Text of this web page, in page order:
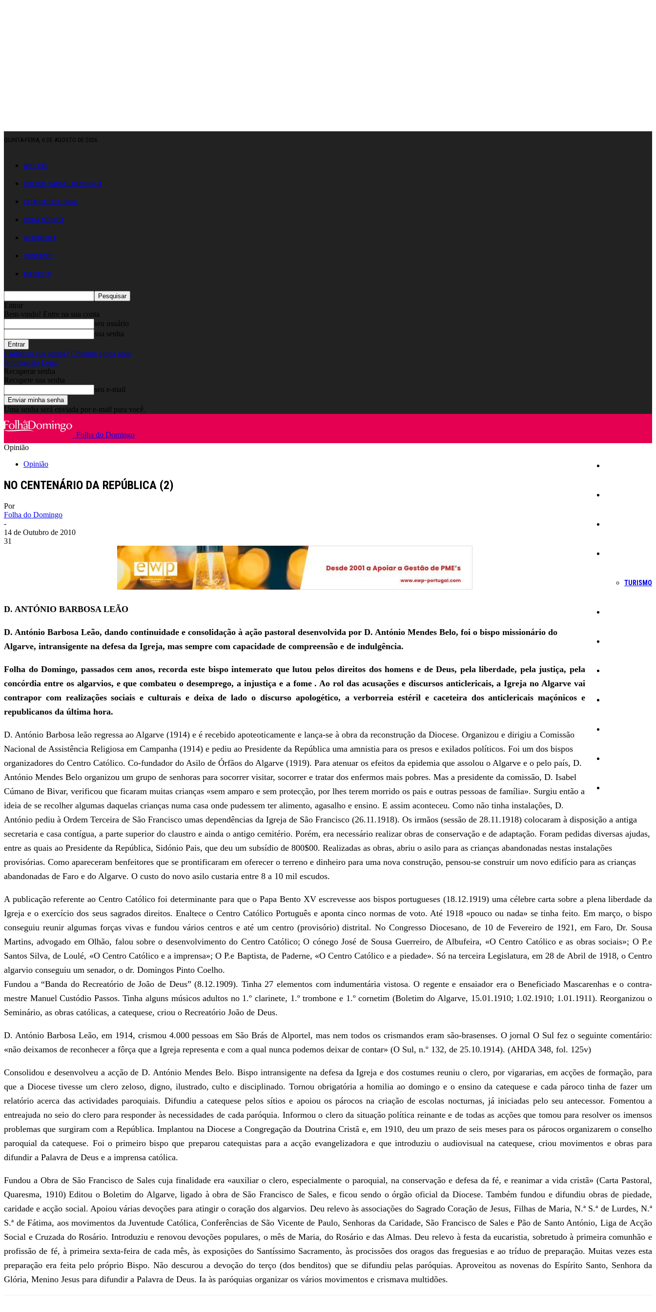
QUINTA-FEIRA, 6 DE AGOSTO DE 2026
ANO: CXII
DIRETOR: SAMUEL MENDONÇA
ESTATUTO EDITORIAL
FICHA TÉCNICA
ASSINATURA
CONTACTO
EM DIRETO
Entrar
Bem-vindo! Entre na sua conta
seu usuário
sua senha
Esqueceu sua senha? Obtenha ajuda aqui
Informação Legal
Recuperar senha
Recupere sua senha
seu e-mail
Uma senha será enviada por e-mail para você.
Folha do Domingo
TURISMO
Opinião
Opinião
NO CENTENÁRIO DA REPÚBLICA (2)
Por
Folha do Domingo
-
14 de Outubro de 2010
31
D. ANTÓNIO BARBOSA LEÃO
D. António Barbosa Leão, dando continuidade e consolidação à ação pastoral desenvolvida por D. António Mendes Belo, foi o bispo missionário do
Algarve, intransigente na defesa da Igreja, mas sempre com capacidade de compreensão e de indulgência.
Folha do Domingo, passados cem anos, recorda este bispo intemerato que lutou pelos direitos dos homens e de Deus, pela liberdade, pela justiça, pela
concórdia entre os algarvios, e que combateu o desemprego, a injustiça e a fome . Ao rol das acusações e discursos anticlericais, a Igreja no Algarve vai
contrapor com realizações sociais e culturais e deixa de lado o discurso apologético, a verborreia estéril e caceteira dos anticlericais maçónicos e
republicanos da última hora.
D. António Barbosa leão regressa ao Algarve (1914) e é recebido apoteoticamente e lança-se à obra da reconstrução da Diocese. Organizou e dirigiu a Comissão
Nacional de Assistência Religiosa em Campanha (1914) e pediu ao Presidente da República uma amnistia para os presos e exilados políticos. Foi um dos bispos
organizadores do Centro Católico. Co-fundador do Asilo de Órfãos do Algarve (1919). Para atenuar os efeitos da epidemia que assolou o Algarve e o pelo país, D.
António Mendes Belo organizou um grupo de senhoras para socorrer visitar, socorrer e tratar dos enfermos mais pobres. Mas a presidente da comissão, D. Isabel
Cúmano de Bivar, verificou que ficaram muitas crianças «sem amparo e sem protecção, por lhes terem morrido os pais e outras pessoas de família». Surgiu então a
ideia de se recolher algumas daquelas crianças numa casa onde pudessem ter alimento, agasalho e ensino. E assim aconteceu. Como não tinha instalações, D.
António pediu à Ordem Terceira de São Francisco umas dependências da Igreja de São Francisco (26.11.1918). Os irmãos (sessão de 28.11.1918) colocaram à disposição a antiga
secretaria e casa contígua, a parte superior do claustro e ainda o antigo cemitério. Porém, era necessário realizar obras de conservação e de adaptação. Foram pedidas diversas ajudas,
entre as quais ao Presidente da República, Sidónio Pais, que deu um subsídio de 800$00. Realizadas as obras, abriu o asilo para as crianças abandonadas nestas instalações
provisórias. Como apareceram benfeitores que se prontificaram em oferecer o terreno e dinheiro para uma nova construção, pensou-se construir um novo edifício para as crianças
abandonadas de Faro e do Algarve. O custo do novo asilo custaria entre 8 a 10 mil escudos.
A publicação referente ao Centro Católico foi determinante para que o Papa Bento XV escrevesse aos bispos portugueses (18.12.1919) uma célebre carta sobre a plena liberdade da
Igreja e o exercício dos seus sagrados direitos. Enaltece o Centro Católico Português e aponta cinco normas de voto. Até 1918 «pouco ou nada» se tinha feito. Em março, o bispo
conseguiu reunir algumas forças vivas e fundou vários centros e até um centro (provisório) distrital. No Congresso Diocesano, de 10 de Fevereiro de 1921, em Faro, Dr. Sousa
Martins, advogado em Olhão, falou sobre o desenvolvimento do Centro Católico; O cónego José de Sousa Guerreiro, de Albufeira, «O Centro Católico e as obras sociais»; O P.e
Santos Silva, de Loulé, «O Centro Católico e a imprensa»; O P.e Baptista, de Paderne, «O Centro Católico e a piedade». Só na terceira Legislatura, em 28 de Abril de 1918, o Centro
algarvio conseguiu um senador, o dr. Domingos Pinto Coelho.
Fundou a “Banda do Recreatório de João de Deus” (8.12.1909). Tinha 27 elementos com indumentária vistosa. O regente e ensaiador era o Beneficiado Mascarenhas e o contra-
mestre Manuel Custódio Passos. Tinha alguns músicos adultos no 1.º clarinete, 1.º trombone e 1.º cornetim (Boletim do Algarve, 15.01.1910; 1.02.1910; 1.01.1911). Reorganizou o
Seminário, as obras católicas, a catequese, criou o Recreatório João de Deus.
D. António Barbosa Leão, em 1914, crismou 4.000 pessoas em São Brás de Alportel, mas nem todos os crismandos eram são-brasenses. O jornal O Sul fez o seguinte comentário:
«não deixamos de reconhecer a fôrça que a Igreja representa e com a qual nunca podemos deixar de contar» (O Sul, n.º 132, de 25.10.1914). (AHDA 348, fol. 125v)
Consolidou e desenvolveu a acção de D. António Mendes Belo. Bispo intransigente na defesa da Igreja e dos costumes reuniu o clero, por vigararias, em acções de formação, para
que a Diocese tivesse um clero zeloso, digno, ilustrado, culto e disciplinado. Tornou obrigatória a homilia ao domingo e o ensino da catequese e cada pároco tinha de fazer um
relatório acerca das actividades paroquiais. Difundiu a catequese pelos sítios e apoiou os párocos na criação de escolas nocturnas, já iniciadas pelo seu antecessor. Fomentou a
entreajuda no seio do clero para responder às necessidades de cada paróquia. Informou o clero da situação política reinante e de todas as acções que tomou para resolver os imensos
problemas que surgiram com a República. Implantou na Diocese a Congregação da Doutrina Cristã e, em 1910, deu um prazo de seis meses para os párocos organizarem o conselho
paroquial da catequese. Foi o primeiro bispo que preparou catequistas para a acção evangelizadora e que introduziu o audiovisual na catequese, criou movimentos e obras para
difundir a Palavra de Deus e a imprensa católica.
Fundou a Obra de São Francisco de Sales cuja finalidade era «auxiliar o clero, especialmente o paroquial, na conservação e defesa da fé, e reanimar a vida cristã» (Carta Pastoral,
Quaresma, 1910) Editou o Boletim do Algarve, ligado à obra de São Francisco de Sales, e ficou sendo o órgão oficial da Diocese. Também fundou e difundiu obras de piedade,
caridade e acção social. Apoiou várias devoções para atingir o coração dos algarvios. Deu relevo às associações do Sagrado Coração de Jesus, Filhas de Maria, N.ª S.ª de Lurdes, N.ª
S.ª de Fátima, aos movimentos da Juventude Católica, Conferências de São Vicente de Paulo, Senhoras da Caridade, São Francisco de Sales e Pão de Santo António, Liga de Acção
Social e Cruzada do Rosário. Introduziu e renovou devoções populares, o mês de Maria, do Rosário e das Almas. Deu relevo à festa da eucaristia, sobretudo à primeira comunhão e
profissão de fé, à primeira sexta-feira de cada mês, às exposições do Santíssimo Sacramento, às procissões dos oragos das freguesias e ao tríduo de preparação. Muitas vezes esta
preparação era feita pelo próprio Bispo. Não descurou a devoção do terço (dos benditos) que se difundiu pelas paróquias. Aproveitou as novenas do Espírito Santo, Senhora da
Glória, Menino Jesus para difundir a Palavra de Deus. Ia às paróquias organizar os vários movimentos e crismava multidões.